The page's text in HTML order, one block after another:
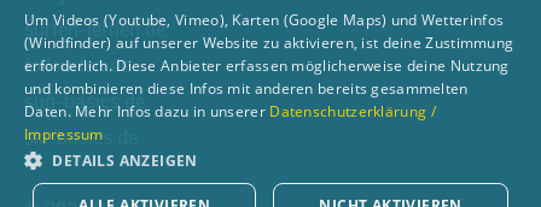
surfen-lernen.de
foilsurfen.de
sup-basics.de
ski-basics.de
Um Videos (Youtube, Vimeo), Karten (Google Maps) und Wetterinfos
(Windfinder) auf unserer Website zu aktivieren, ist deine Zustimmung
erforderlich. Diese Anbieter erfassen möglicherweise deine Nutzung
und kombinieren diese Infos mit anderen bereits gesammelten
Daten. Mehr Infos dazu in unserer Datenschutzerklärung /
Impressum
DETAILS ANZEIGEN